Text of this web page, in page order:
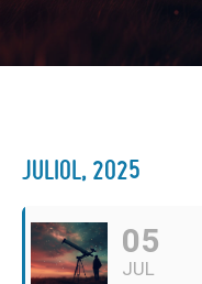
JULIOL, 2025
05
JUL